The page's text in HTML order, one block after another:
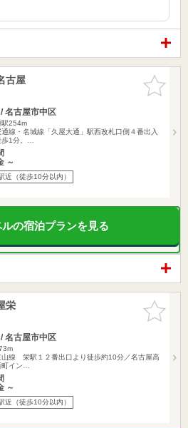
お気に入
りに追加
古屋
名古屋市中区
駅254m
線・名城線「久屋大通」駅西改札口側４番出入
歩1分。…
～
近（徒歩10分以内）
の宿泊プランを見る
お気に入
りに追加
栄
名古屋市中区
山線 栄駅１２番出口より徒歩約10分／名古屋高
イン…
～
近（徒歩10分以内）